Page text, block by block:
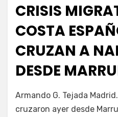
CRISIS
COSTA
CRUZAN A
DESDE
Fernando Miranda Servín
Armando G. Tejada
cruzaron ayer desde